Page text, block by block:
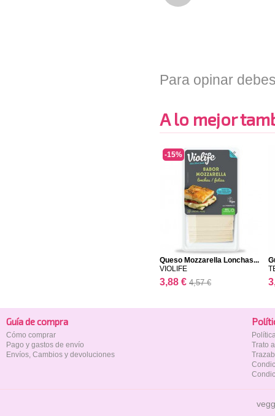
Para opinar
A lo mejor
Queso Mozzarella Lonchas...
VIOLIFE
3,88 € 4,57 €
-15%
Guía de compra
Cómo comprar
Pago y gastos de envío
Envíos, Cambios y devoluciones
Trato